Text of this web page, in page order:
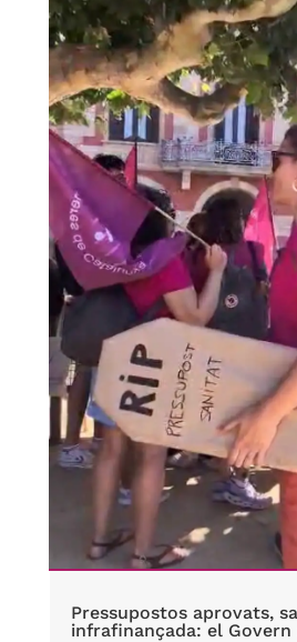
Pressupostos aprovats,
infrafinançada: el